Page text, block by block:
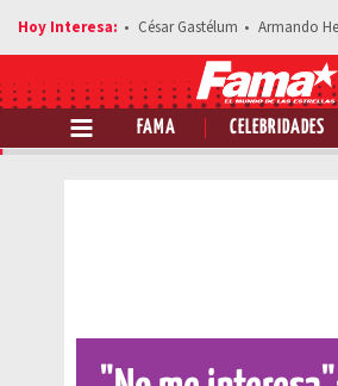
César Gastélum Armando
FAMA CELEBRIDADES